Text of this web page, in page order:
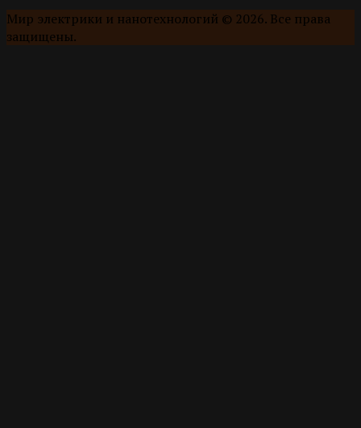
Мир электрики и нанотехнологий © 2026. Все права
защищены.